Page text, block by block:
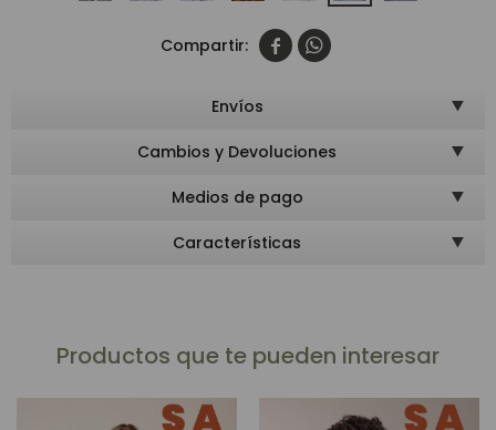
 
Envíos
Cambios y Devoluciones
Medios de pago
Características
Productos que te pueden interesar